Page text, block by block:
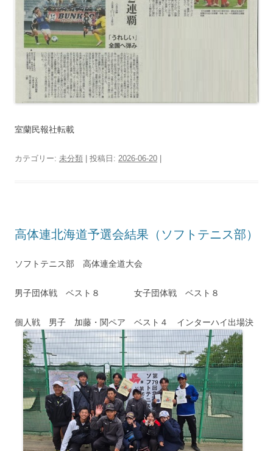
室蘭民報社転載
カテゴリー: 未分類 | 投稿日: 2026-06-20 |
高体連北海道予選会結果（ソフトテニス部）
ソフトテニス部 高体連全道大会
男子団体戦 ベスト８ 女子団体戦 ベスト８
個人戦 男子 加藤・関ペア ベスト４ インターハイ出場決